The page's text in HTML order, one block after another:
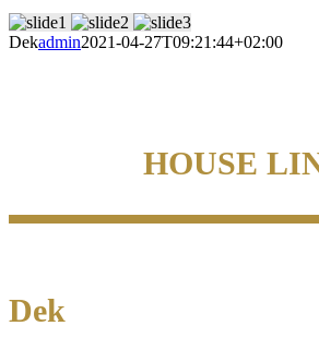
Dekadmin2021-04-27T09:21:44+02:00
HOUSE
Dek